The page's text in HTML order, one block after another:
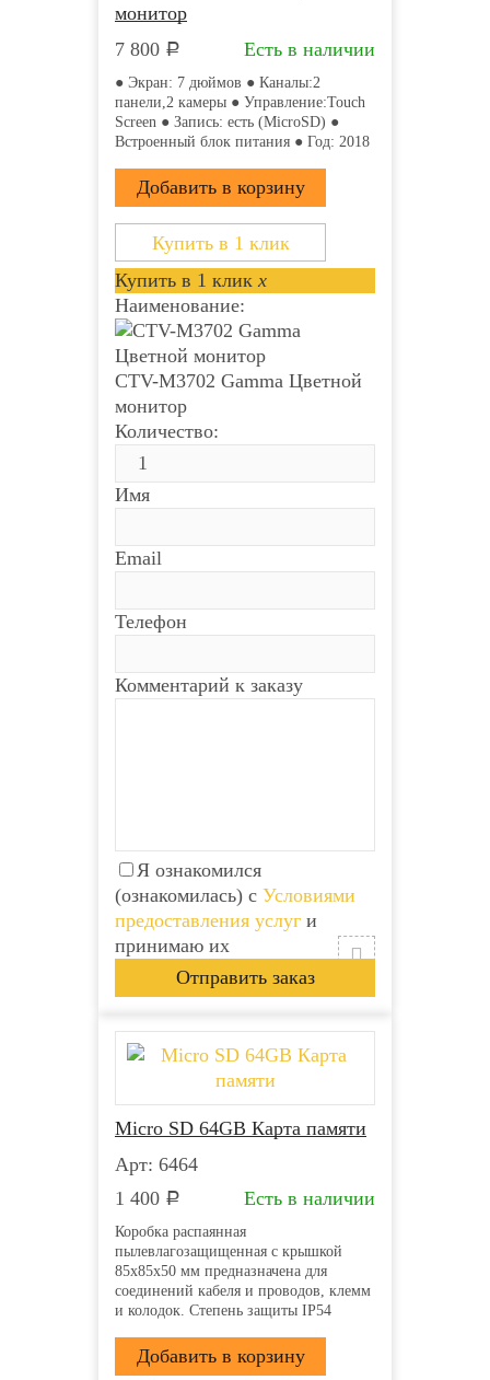
монитор
7 800 Р Есть в наличии
● Экран: 7 дюймов ● Каналы:2
панели,2 камеры ● Управление:Touch
Screen ● Запись: есть (MicroSD) ●
Встроенный блок питания ● Год: 2018
Купить в 1 клик
Купить в 1 клик x
Наименование:
CTV-M3702 Gamma Цветной
монитор
Количество:
Имя
Email
Телефон
Комментарий к заказу
Я ознакомился
(ознакомилась) с Условиями
предоставления услуг и
принимаю их
Micro SD 64GB Карта памяти
Арт: 6464
1 400 Р Есть в наличии
Коробка распаянная
пылевлагозащищенная с крышкой
85х85х50 мм предназначена для
соединений кабеля и проводов, клемм
и колодок. Степень защиты IP54
от ударов, пыли и влаги. Она
производится из прочного пластика